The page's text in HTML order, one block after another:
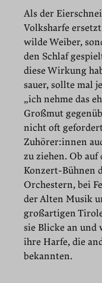
Als der
Volksharfe
wilde Weiber,
den Schlaf
diese Wirkung
sauer, sollte mal
„ich nehme das
Großmut
nicht oft
Zuhörer:innen
zu ziehen. Ob
Konzert-Bühnen
Orchestern, bei
der Alten Musik
großartigen
sie Blicke an und
ihre Harfe, die
bekannten.